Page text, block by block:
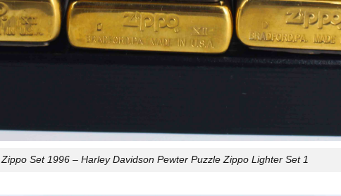
Zippo Set 1996 – Harley Davidson Pewter Puzzle Zippo Lighter Set 1